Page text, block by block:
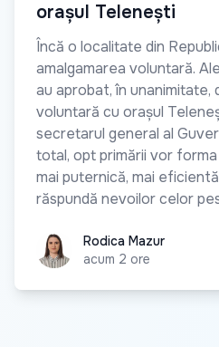
orașul Telenești
Încă o localitate din
amalgamarea voluntară.
au aprobat, în unanimitate,
voluntară cu orașul
secretarul general al
total, opt primării vor
mai puternică, mai
răspundă nevoilor celor
Rodica MazurRodica Mazur
acum 2 ore